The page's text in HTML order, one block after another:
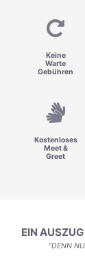
Keine
Warte
Gebühren
Kostenloses
Meet &
Greet
EIN
"DENN